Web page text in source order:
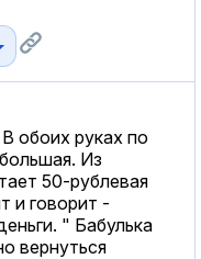
обоих руках по
Из
50-рублевая
и говорит -
" Бабулька
вернуться